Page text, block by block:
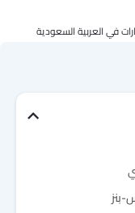
بنز